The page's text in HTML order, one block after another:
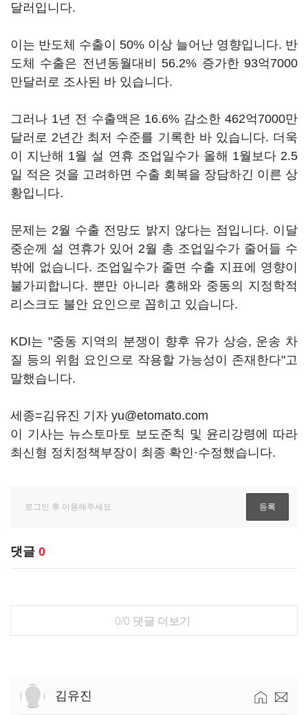
달러입니다.
이는 반도체 수출이 50% 이상 늘어난 영향입니다. 반
도체 수출은 전년동월대비 56.2% 증가한 93억7000
만달러로 조사된 바 있습니다.
그러나 1년 전 수출액은 16.6% 감소한 462억7000만
달러로 2년간 최저 수준를 기록한 바 있습니다. 더욱
이 지난해 1월 설 연휴 조업일수가 올해 1월보다 2.5
일 적은 것을 고려하면 수출 회복을 장담하긴 이른 상
황입니다.
문제는 2월 수출 전망도 밝지 않다는 점입니다. 이달
중순께 설 연휴가 있어 2월 총 조업일수가 줄어들 수
밖에 없습니다. 조업일수가 줄면 수출 지표에 영향이
불가피합니다. 뿐만 아니라 홍해와 중동의 지정학적
리스크도 불안 요인으로 꼽히고 있습니다.
KDI는 "중동 지역의 분쟁이 향후 유가 상승, 운송 차
질 등의 위험 요인으로 작용할 가능성이 존재한다"고
말했습니다.
세종=김유진 기자 yu@etomato.com
이 기사는 뉴스토마토 보도준칙 및 윤리강령에 따라
최신형 정치정책부장이 최종 확인·수정했습니다.
댓글 0
0/0 댓글 더보기
김유진